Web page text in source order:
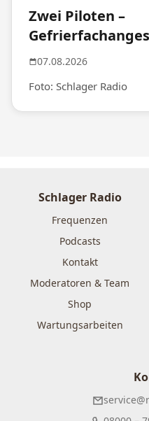
Zwei Piloten –
07.08.2026
Foto: Schlager Radio
Schlager Radio
Frequenzen
Podcasts
Kontakt
Moderatoren & Team
Shop
Wartungsarbeiten